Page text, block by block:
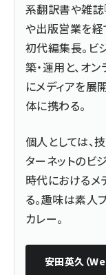
系翻訳書や雑誌
や出版営業を経
初代編集長。ビ
築・運用と、オ
にメディアを展
体に携わる。
個人としては、
ターネットのビ
時代におけるメ
る。趣味は素人
カレー。
安田英久（